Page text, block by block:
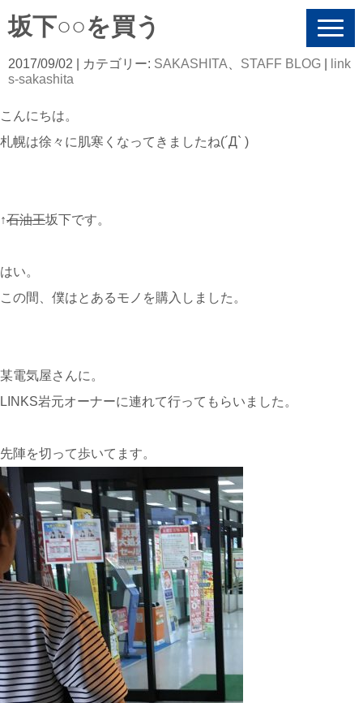
N
v
i
坂下○○を買う
2017/09/02 | カテゴリー: SAKASHITA STAFF BLOG
link
s-sakashita
こんにちは。
札幌は徐々に肌寒くなってきましたね(´Д` )
↑石油王坂下です。
はい。
この間、僕はとあるモノを購入しました。
某電気屋さんに。
LINKS岩元オーナーに連れて行ってもらいました。
先陣を切って歩いてます。